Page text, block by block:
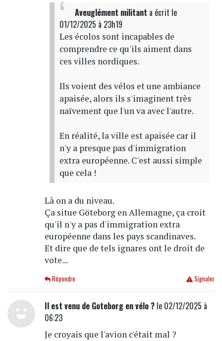
Aveuglément militant a écrit le
01/12/2025 à 23h19
Les écolos sont incapables de
comprendre ce qu'ils aiment dans
ces villes nordiques.
Ils voient des vélos et une ambiance
apaisée, alors ils s'imaginent très
naïvement que l'un va avec l'autre.
En réalité, la ville est apaisée car il
n'y a presque pas d'immigration
extra européenne. C'est aussi simple
que cela !
Là on a du niveau.
Ça situe Göteborg en Allemagne, ça croit
qu'il n'y a pas d'immigration extra
européenne dans les pays scandinaves.
Et dire que de tels ignares ont le droit de
vote...
Signaler
Répondre
Il est venu de Goteborg en vélo ?le 02/12/2025 à
06:23
Je croyais que l'avion c'était mal ?